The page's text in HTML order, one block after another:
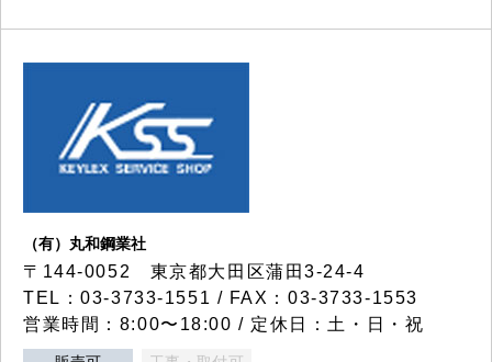
（有）丸和鋼業社
〒144-0052 東京都大田区蒲田3-24-4
TEL：03-3733-1551 / FAX：03-3733-1553
営業時間：8:00〜18:00 / 定休日：土・日・祝